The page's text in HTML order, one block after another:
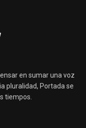
en sumar una voz
pluralidad, Portada se
tiempos.